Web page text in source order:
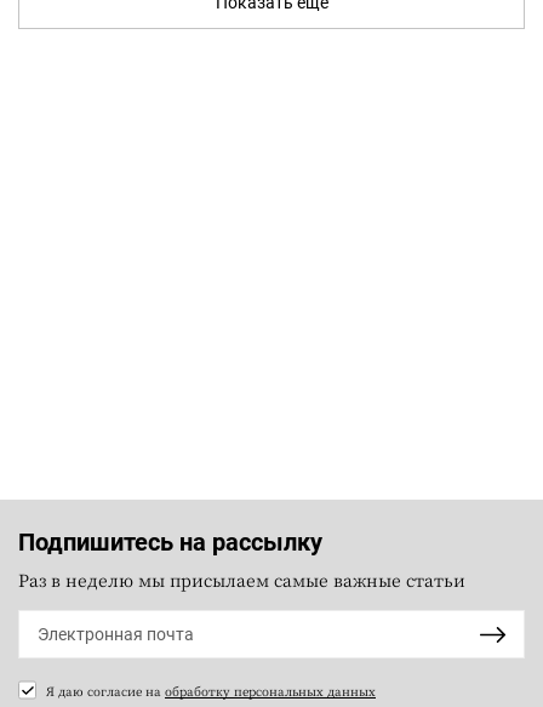
Подпишитесь на рассылку
Раз в неделю мы присылаем самые важные статьи
Я даю согласие на обработку персональных данных